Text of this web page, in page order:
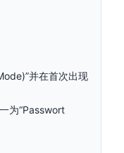
并在首次出现
为“Passwort